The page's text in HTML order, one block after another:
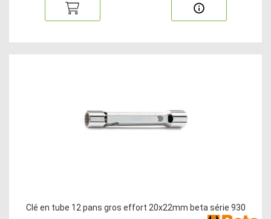
Clé en tube 12 pans gros effort 20x22mm beta série 930